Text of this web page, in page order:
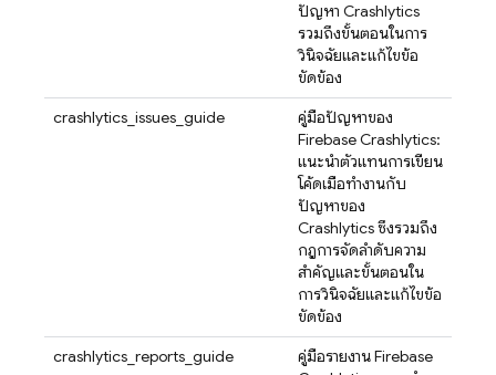
ปัญหา Crashlytics
รวมถึงขั้นตอนในการ
วินิจฉัยและแก้ไขข้อ
ขัดข้อง
crashlytics_issues_guide
คู่มือปัญหาของ
Firebase Crashlytics:
แนะนำตัวแทนการเขียน
โค้ดเมื่อทำงานกับ
ปัญหาของ
Crashlytics ซึ่งรวมถึง
กฎการจัดลำดับความ
สำคัญและขั้นตอนใน
การวินิจฉัยและแก้ไขข้อ
ขัดข้อง
crashlytics_reports_guide
คู่มือรายงาน Firebase